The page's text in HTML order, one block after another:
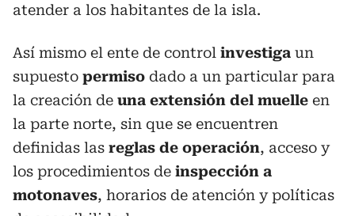
atender a los habitantes de la isla.
Así mismo el ente de control investiga un
supuesto permiso dado a un particular para
la creación de una extensión del muelle en
la parte norte, sin que se encuentren
definidas las reglas de operación, acceso y
los procedimientos de inspección a
motonaves, horarios de atención y políticas